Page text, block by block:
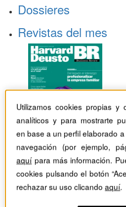
Dossieres
Revistas del mes
Utilizamos cookies propias y
analíticos y para mostrarte
en base a un perfil elaborado
navegación (por ejemplo,
aquípara más información.
cookies pulsando el botón
rechazar su uso clicandoaquí.